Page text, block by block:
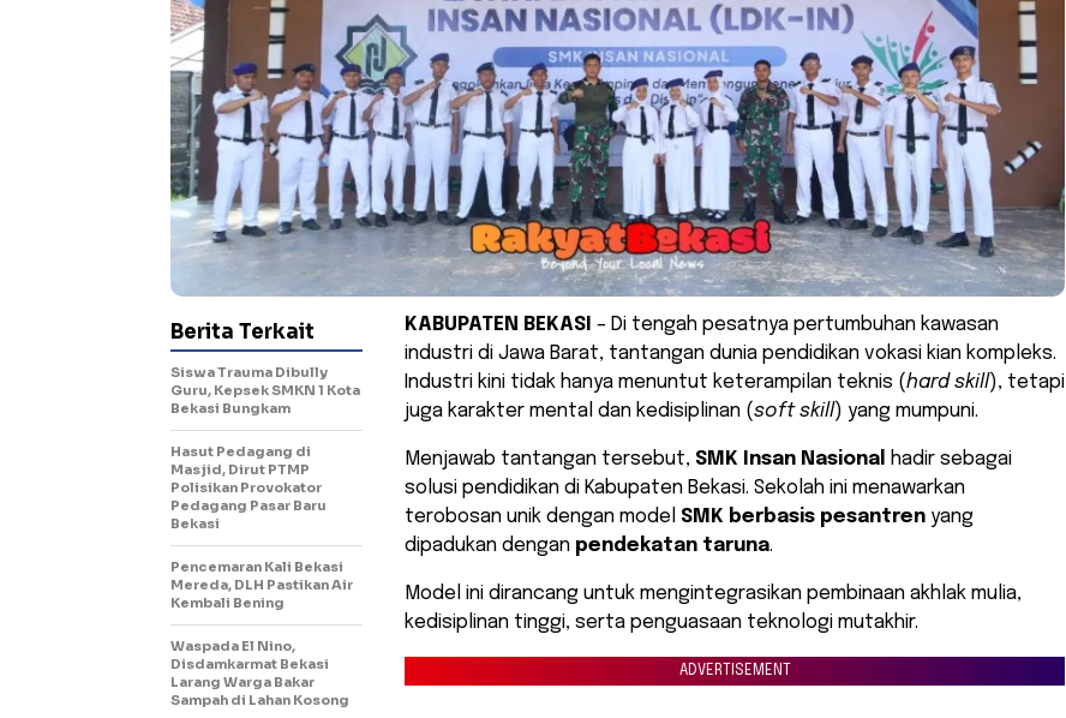
KABUPATEN BEKASI – Di tengah pesatnya pertumbuhan kawasan
industri di Jawa Barat, tantangan dunia pendidikan vokasi kian kompleks.
Industri kini tidak hanya menuntut keterampilan teknis (hard skill), tetapi
juga karakter mental dan kedisiplinan (soft skill) yang mumpuni.
Menjawab tantangan tersebut, SMK Insan Nasional
hadir sebagai
solusi pendidikan di Kabupaten Bekasi. Sekolah ini menawarkan
terobosan unik dengan model SMK berbasis pesantren yang
dipadukan dengan pendekatan taruna.
Model ini dirancang untuk mengintegrasikan pembinaan akhlak mulia,
kedisiplinan tinggi, serta penguasaan teknologi mutakhir.
ADVERTISEMENT
Berita Terkait
Siswa Trauma Dibully
Guru, Kepsek SMKN 1 Kota
Bekasi Bungkam
Hasut Pedagang di
Masjid, Dirut PTMP
Polisikan Provokator
Pedagang Pasar Baru
Bekasi
Pencemaran Kali Bekasi
Mereda, DLH Pastikan Air
Kembali Bening
Waspada El Nino,
Disdamkarmat Bekasi
Larang Warga Bakar
Sampah di Lahan Kosong